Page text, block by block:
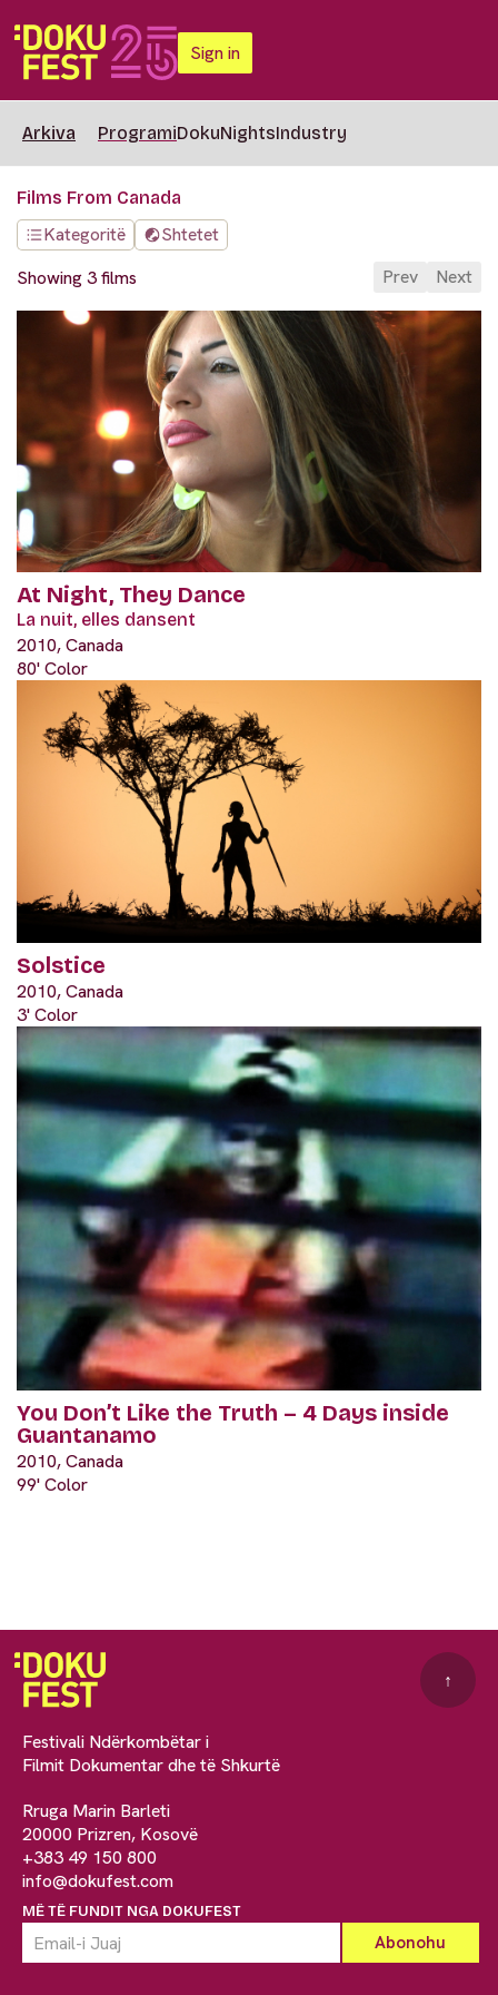
Sign in
Arkiva ProgramiDokuNightsIndustry
Films From Canada
Kategoritë
Shtetet
Showing 3 films
Prev Next
At Night, They Dance
La nuit, elles dansent
2010, Canada
80' Color
Solstice
2010, Canada
3' Color
You Don’t Like the Truth – 4 Days inside
Guantanamo
2010, Canada
99' Color
Festivali Ndërkombëtar i
Filmit Dokumentar dhe të Shkurtë
Rruga Marin Barleti
20000 Prizren, Kosovë
+383 49 150 800
info@dokufest.com
MË TË FUNDIT NGA DOKUFEST
↑